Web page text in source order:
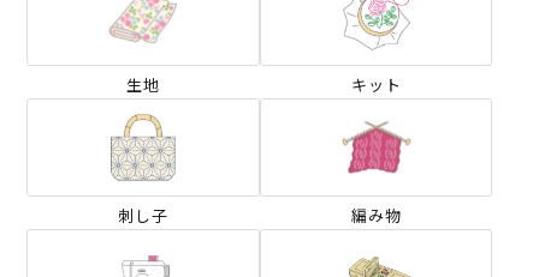
生地 キット
刺し子 編み物